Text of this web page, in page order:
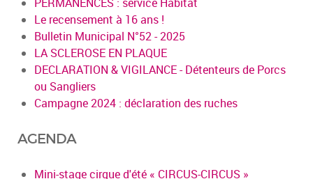
PERMANENCES : service Habitat
Le recensement à 16 ans !
Bulletin Municipal N°52 - 2025
LA SCLEROSE EN PLAQUE
DECLARATION & VIGILANCE - Détenteurs de Porcs
ou Sangliers
Campagne 2024 : déclaration des ruches
AGENDA
Mini-stage cirque d'été « CIRCUS-CIRCUS »